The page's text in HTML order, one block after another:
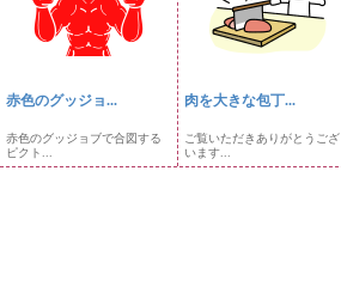
赤色のグッジョ...
赤色のグッジョブで合図する
ピクト...
肉を大きな包丁...
ご覧いただきありがとうござ
います...